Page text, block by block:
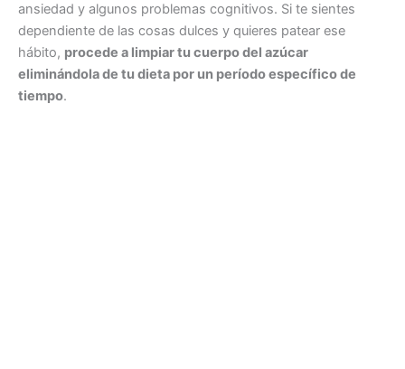
ansiedad y algunos problemas cognitivos. Si te sientes
dependiente de las cosas dulces y quieres patear ese
hábito, procede a limpiar tu cuerpo del azúcar
eliminándola de tu dieta por un período específico de
tiempo.